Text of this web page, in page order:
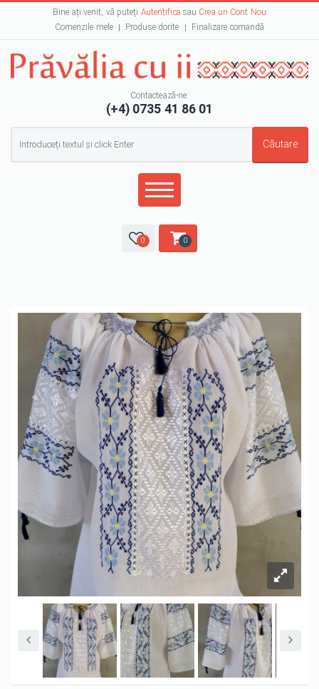
Bine ați venit, vă puteți Autentifica sau Crea un Cont Nou
Comenzile mele
Produse dorite Finalizare comandă
Contactează-ne:
(+4) 0735 41 86 01
Formular de căutare
0 0